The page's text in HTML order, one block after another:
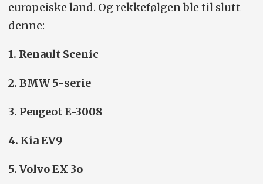
europeiske land. Og rekkefølgen ble til slutt
denne:
1. Renault Scenic
2. BMW 5-serie
3. Peugeot E-3008
4. Kia EV9
5. Volvo EX 3o